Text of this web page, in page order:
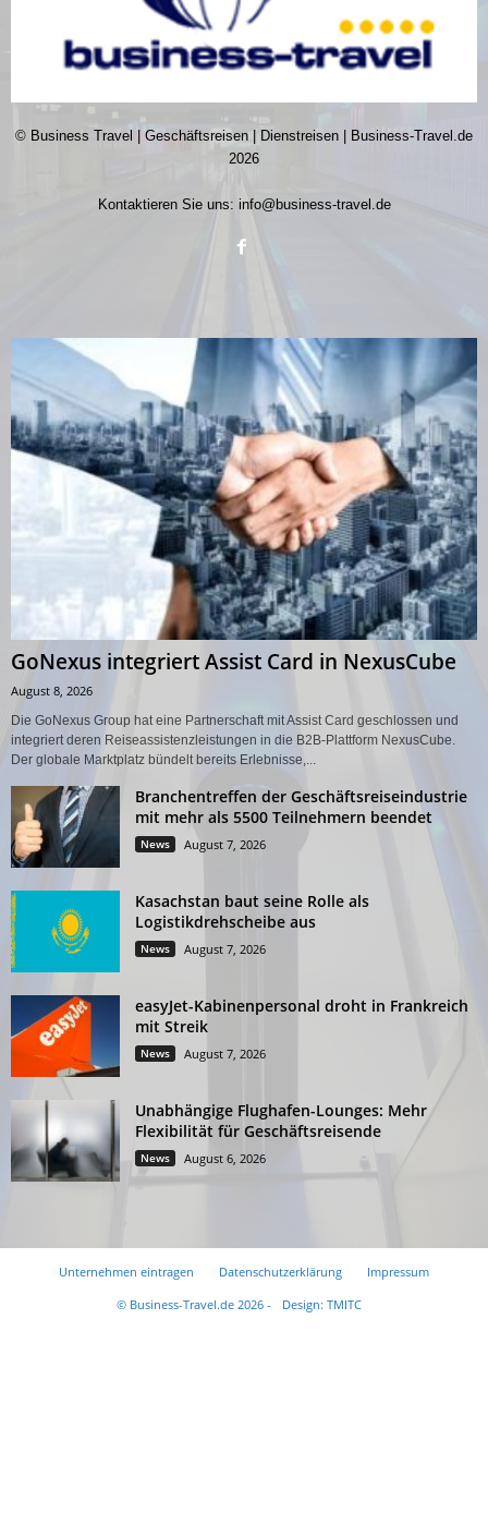
© Business Travel | Geschäftsreisen | Dienstreisen | Business-Travel.de
2026
Kontaktieren Sie uns: info@business-travel.de
GoNexus integriert Assist Card in NexusCube
August 8, 2026
Die GoNexus Group hat eine Partnerschaft mit Assist Card geschlossen und
integriert deren Reiseassistenzleistungen in die B2B-Plattform NexusCube.
Der globale Marktplatz bündelt bereits Erlebnisse,...
Branchentreffen der Geschäftsreiseindustrie
mit mehr als 5500 Teilnehmern beendet
News August 7, 2026
Kasachstan baut seine Rolle als
Logistikdrehscheibe aus
News August 7, 2026
easyJet-Kabinenpersonal droht in Frankreich
mit Streik
News August 7, 2026
Unabhängige Flughafen-Lounges: Mehr
Flexibilität für Geschäftsreisende
News August 6, 2026
Unternehmen eintragen Datenschutzerklärung
Impressum
© Business-Travel.de 2026 -
Design: TMITC